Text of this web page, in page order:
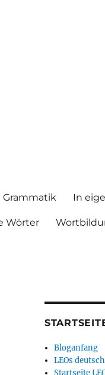
Grammatik In
Wörter
Bloganfang
LEOs
Startseite